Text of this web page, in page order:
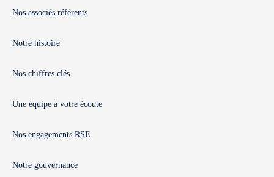
Nos associés référents
Notre histoire
Nos chiffres clés
Une équipe à votre écoute
Nos engagements RSE
Notre gouvernance